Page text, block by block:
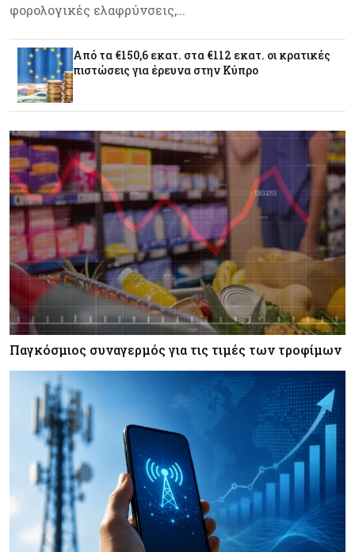
Καλπάζουν τα Airbnb στην Ελλάδα - Σχεδόν
sold out τα νησιά
Μέση Ανατολή
Κόσμος 07-08-2026
Σαουδική Αραβία, Πακιστάν και Τουρκία
υπογράφουν συμφωνία για αμοιβαία άμυνα
Εμπορεύματα 07-08-2026
Πετρέλαιο: Πιάνει και πάλι τα 83 δολάρια το
Brent μετά το σχέδιο του Ιράν για τα Στενά του
Ορμούζ
Κόσμος 07-08-2026
Ευρωπαϊκή αυτοκινητοβιομηχανία: Αναζητά
σωσίβιο στην Κίνα
Κύπρος 07-08-2026
Πώς οι κυπριακές τράπεζες «τιμολογούν» τον
πόλεμο
φορολογικές ελαφρύνσεις,…
Από τα €150,6 εκατ. στα €112 εκατ. οι κρατικές
πιστώσεις για έρευνα στην Κύπρο
Παγκόσμιος συναγερμός για τις τιμές των τροφίμων